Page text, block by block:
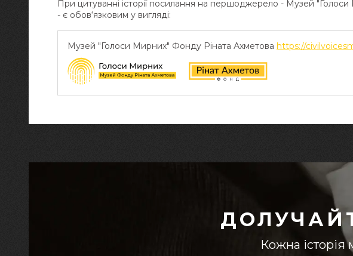
При цитуванні історії посилання на першоджерело - Музей
- є обов‘язковим у вигляді:
Музей "Голоси Мирних" Фонду Ріната Ахметова https://
Кожна історія